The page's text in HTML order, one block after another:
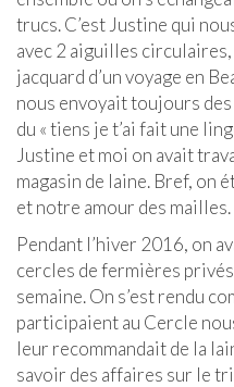
trucs. C’est Justine qui
avec 2 aiguilles circulaires,
jacquard d’un voyage en
nous envoyait toujours
du « tiens je t’ai fait une
Justine et moi on avait
magasin de laine. Bref, on
et notre amour des mailles.
Pendant l’hiver 2016, on
cercles de fermières
semaine. On s’est rendu
participaient au Cercle
leur recommandait de la
savoir des affaires sur le